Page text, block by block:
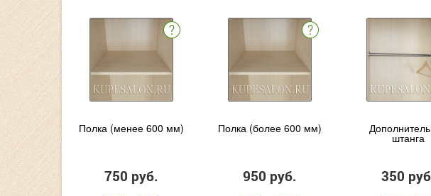
Полка (менее 600 мм)
750 руб.
Полка (более 600 мм)
950 руб.
штанга
350